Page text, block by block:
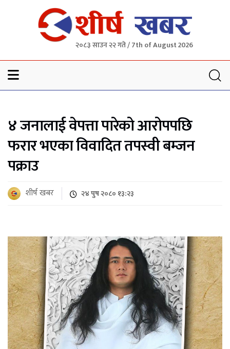
२०८३ साउन २२ गते / 7th of August 2026
४ जनालाई वेपत्ता पारेको आरोपपछि
फरार भएका विवादित तपस्वी बम्जन
पक्राउ
शीर्ष खबर २४ पुष २०८० १३:२३